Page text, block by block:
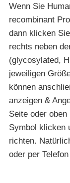
Wenn Sie
recombinant
dann klicken
rechts neben
(glycosylated,
jeweiligen
können
anzeigen &
Seite oder
Symbol klicken
richten.
oder per